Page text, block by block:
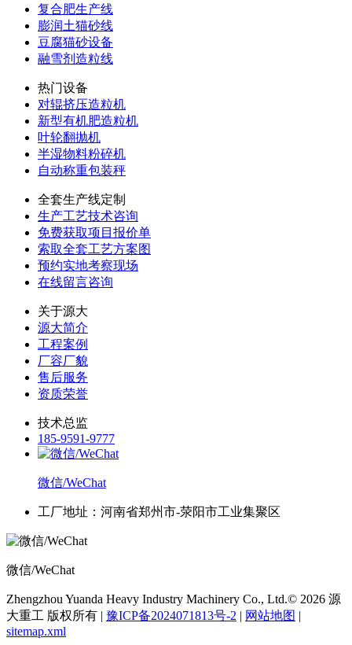
复合肥生产线
膨润土猫砂线
豆腐猫砂设备
融雪剂造粒线
热门设备
对辊挤压造粒机
新型有机肥造粒机
叶轮翻抛机
半湿物料粉碎机
自动称重包装秤
全套生产线定制
生产工艺技术咨询
免费获取项目报价单
索取全套工艺方案图
预约实地考察现场
在线留言咨询
关于源大
源大简介
工程案例
厂容厂貌
售后服务
资质荣誉
技术总监
185-9591-9777
微信/WeChat
工厂地址：河南省郑州市-荥阳市工业集聚区
微信/WeChat
Zhengzhou Yuanda Heavy Industry Machinery Co., Ltd.© 2026 源
大重工 版权所有 | 豫ICP备2024071813号-2 | 网站地图 |
sitemap.xml